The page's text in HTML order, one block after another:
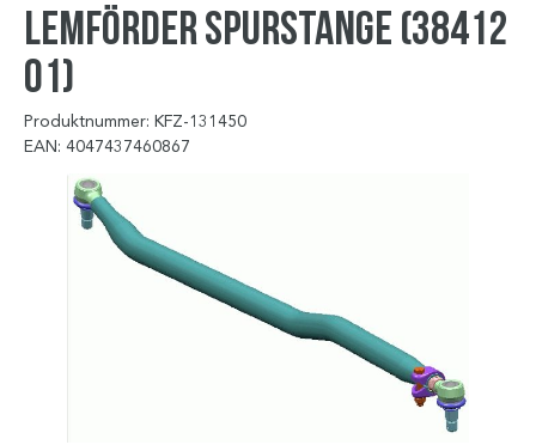
LEMFÖRDER Spurstange (38412
01)
Produktnummer: KFZ-131450
EAN: 4047437460867